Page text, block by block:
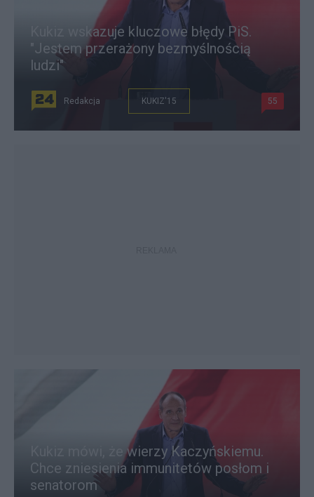
Kukiz wskazuje kluczowe błędy PiS.
"Jestem przerażony bezmyślnością
ludzi"
Redakcja KUKIZ'15 55
Kukiz mówi, że wierzy Kaczyńskiemu.
Chce zniesienia immunitetów posłom i
senatorom